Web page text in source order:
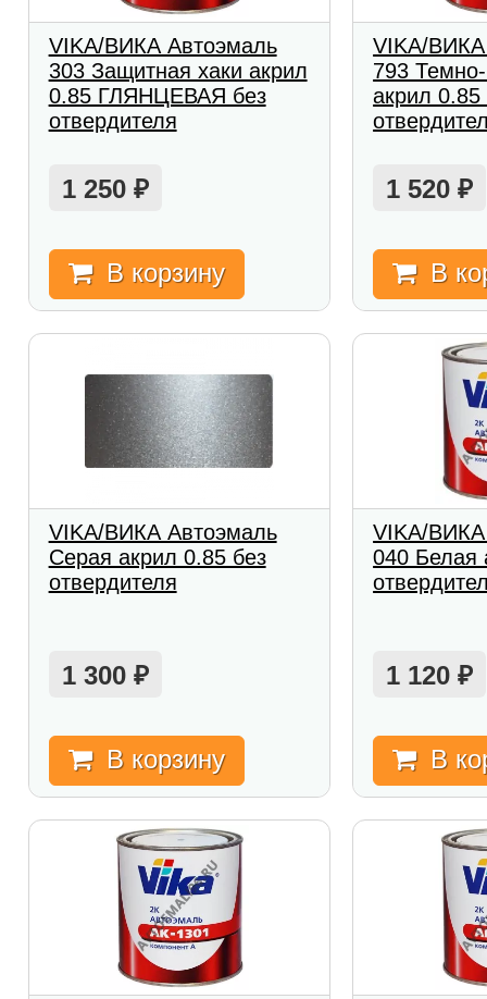
VIKA/ВИКА Автоэмаль
303 Защитная хаки акрил
0.85 ГЛЯНЦЕВАЯ без
отвердителя
1 250 ₽
В корзину
VIKA/
793
акрил 0.85
1 520₽
В
VIKA/ВИКА Автоэмаль
Серая акрил 0.85 без
отвердителя
1 300 ₽
В корзину
VIKA/
040 Белая
1 120₽
В